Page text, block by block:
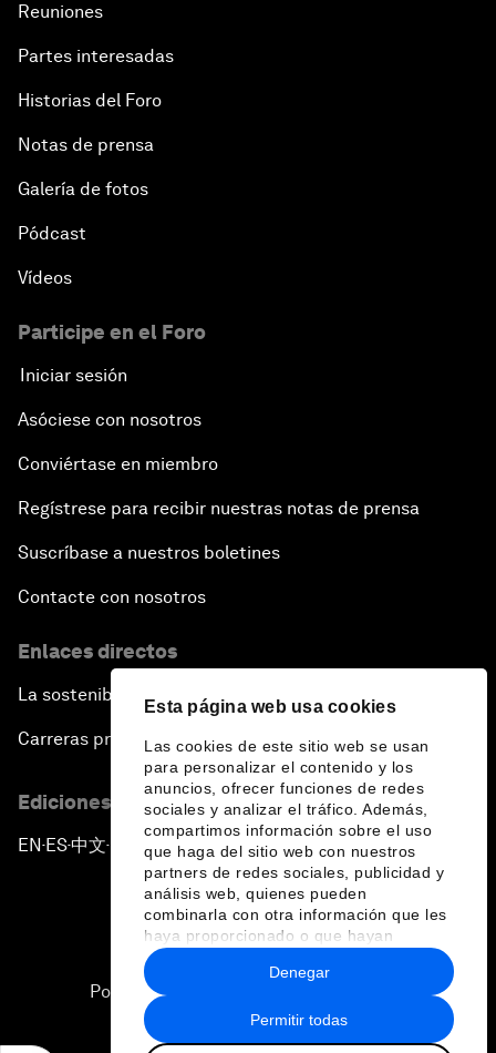
Esta página web usa cookies
Las cookies de este sitio web se usan
para personalizar el contenido y los
anuncios, ofrecer funciones de redes
sociales y analizar el tráfico. Además,
compartimos información sobre el uso
que haga del sitio web con nuestros
partners de redes sociales, publicidad y
análisis web, quienes pueden
combinarla con otra información que les
haya proporcionado o que hayan
recopilado a partir del uso que haya
hecho de sus servicios.
Permitir todas
Denegar
Reuniones
Partes interesadas
Historias del Foro
Notas de prensa
Galería de fotos
Pódcast
Vídeos
Participe en el Foro
Iniciar sesión
Asóciese con nosotros
Conviértase en miembro
Regístrese para recibir nuestras notas de prensa
Suscríbase a nuestros boletines
Contacte con nosotros
Enlaces directos
La sostenibilidad en el Foro
Carreras profesionales
Ediciones en otros idiomas
EN ▪ES▪中文▪ 日本語
Política de privacidad y normas de uso
Sitemap